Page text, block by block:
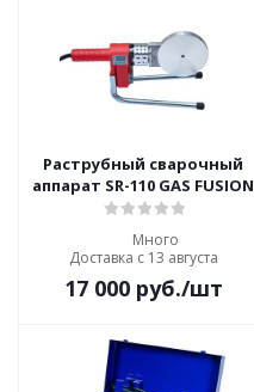
Раструбный сварочный
аппарат SR-110 GAS FUSION
Много
Доставка с 13 августа
17 000руб./шт